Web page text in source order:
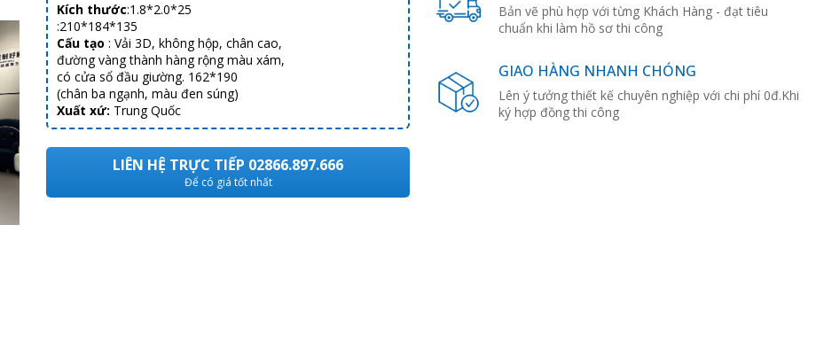
Kích thước:1.8*2.0*25
:210*184*135
Cấu tạo : Vải 3D, không hộp, chân cao,
đường vàng thành hàng rộng màu xám,
có cửa sổ đầu giường. 162*190
(chân ba ngạnh, màu đen súng)
Xuất xứ: Trung Quốc
LIÊN HỆ TRỰC TIẾP 02866.897.666
Để có giá tốt nhất
Bản vẽ phù hợp với từng Khách Hàng - đạt tiêu
chuẩn khi làm hồ sơ thi công
GIAO HÀNG NHANH CHÓNG
Lên ý tưởng thiết kế chuyên nghiệp với chi phí 0đ.Khi
ký hợp đồng thi công